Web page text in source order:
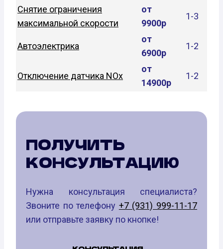
Снятие ограничения
максимальной скорости
от
9900р
1-3
Автоэлектрика
от
6900р
1-2
Отключение датчика NOx
от
14900р
1-2
ПОЛУЧИТЬ
КОНСУЛЬТАЦИЮ
Нужна консультация специалиста?
Звоните по телефону +7 (931) 999-11-17
или отправьте заявку по кнопке!